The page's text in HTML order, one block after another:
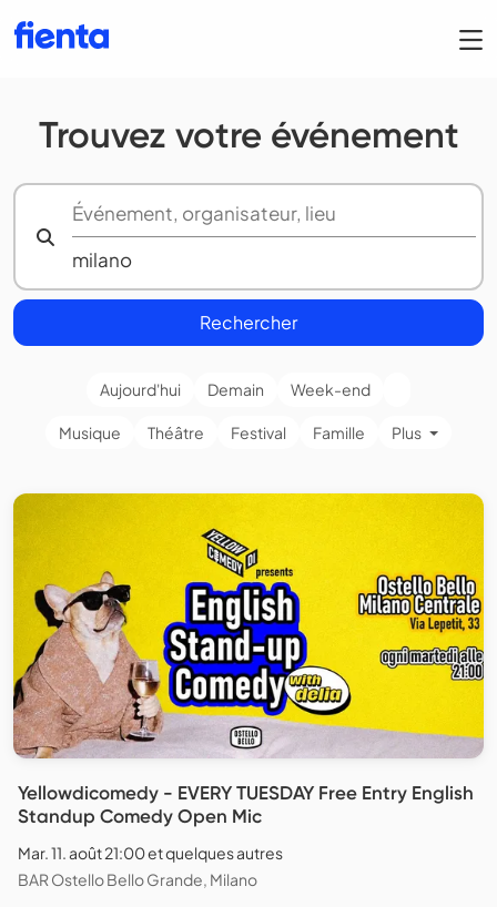
Trouvez votre événement
Rechercher
Aujourd'hui Demain Week-end
Musique Théâtre Festival Famille Plus
Yellowdicomedy - EVERY TUESDAY Free Entry English
Standup Comedy Open Mic
Mar. 11. août 21:00 et quelques autres
BAR Ostello Bello Grande, Milano